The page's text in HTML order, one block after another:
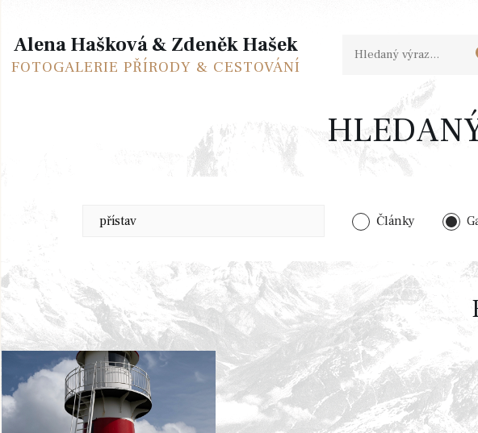
Alena Hašková & Zdeněk Hašek
FOTOGALERIE PŘÍRODY & CESTOVÁNÍ
Články